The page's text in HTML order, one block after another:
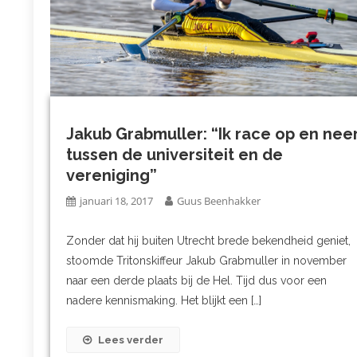
Jakub Grabmuller: “Ik race op en
tussen de universiteit en de
vereniging”
januari 18, 2017 Guus Beenhakker
Zonder dat hij buiten Utrecht brede bekendheid geniet,
stoomde Tritonskiffeur Jakub Grabmuller in november
naar een derde plaats bij de Hel. Tijd dus voor een
nadere kennismaking. Het blijkt een […]
Lees verder